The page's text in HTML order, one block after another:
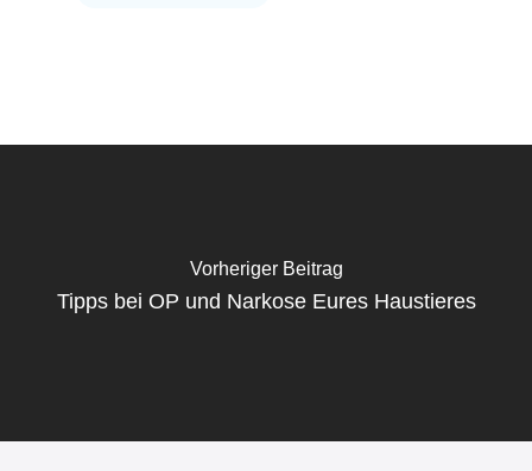
Vorheriger Beitrag
Tipps bei OP und Narkose Eures Haustieres